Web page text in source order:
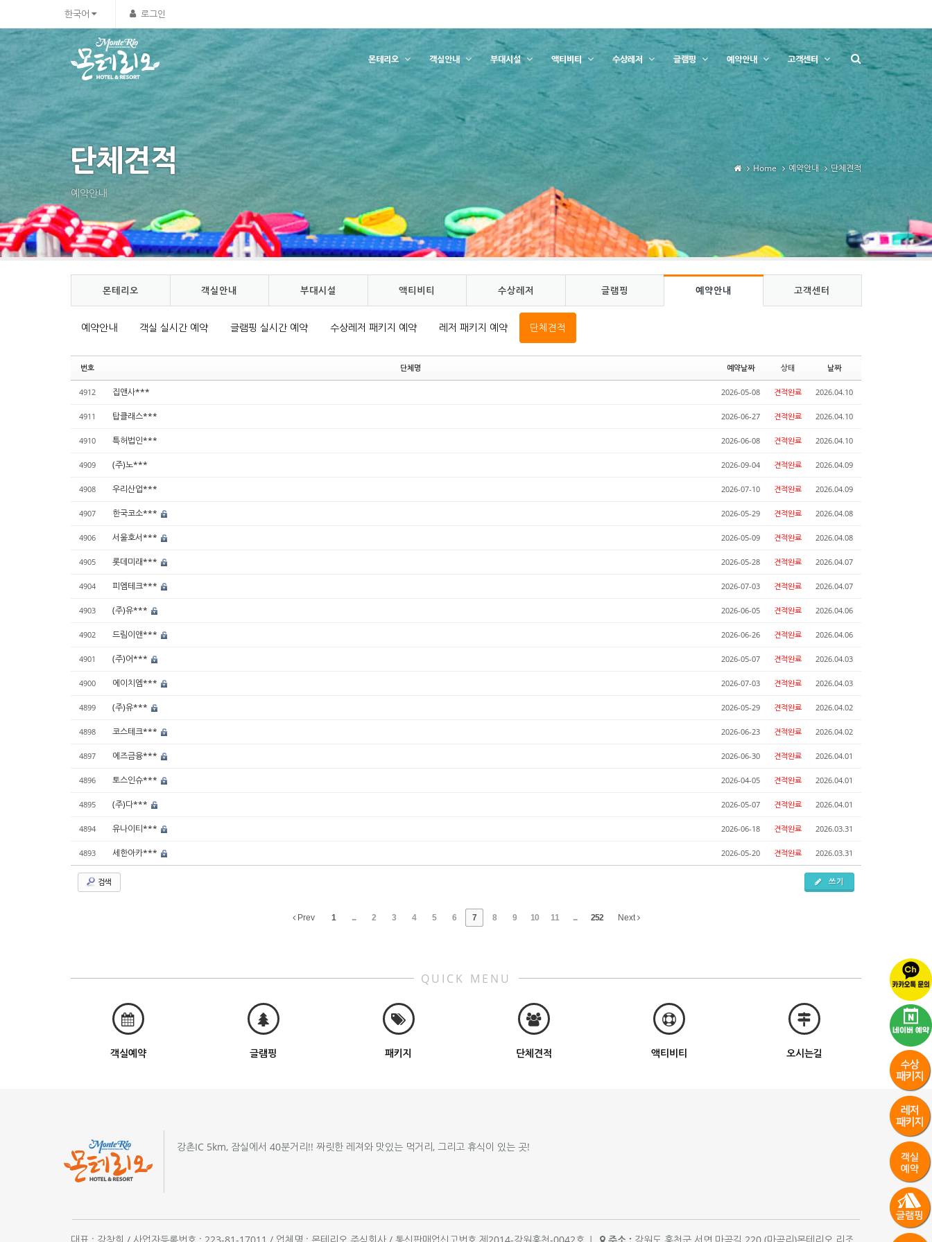
한국어 로그인
몬테리오 객실안내 부대시설 액티비티 수상레저 글램핑 예약안내 고객센터
단체견적
예약안내
Home 예약안내 단체견적
몬테리오 객실안내 부대시설 액티비티 수상레저 글램핑 예약안내 고객센터
예약안내 객실 실시간 예약 글램핑 실시간 예약 수상레저 패키지 예약 레저 패키지 예약 단체견적
번호 단체명 예약날짜 상태 날짜
4912 집앤사*** 2026-05-08 견적완료 2026.04.10
4911 탑클래스*** 2026-06-27 견적완료 2026.04.10
4910 특허법인*** 2026-06-08 견적완료 2026.04.10
4909 (주)노*** 2026-09-04 견적완료 2026.04.09
4908 우리산업*** 2026-07-10 견적완료 2026.04.09
4907 한국코소*** 2026-05-29 견적완료 2026.04.08
4906 서울호서*** 2026-05-09 견적완료 2026.04.08
4905 롯데미래*** 2026-05-28 견적완료 2026.04.07
4904 피엠테크*** 2026-07-03 견적완료 2026.04.07
4903 (주)유*** 2026-06-05 견적완료 2026.04.06
4902 드림이앤*** 2026-06-26 견적완료 2026.04.06
4901 (주)어*** 2026-05-07 견적완료 2026.04.03
4900 에이치엠*** 2026-07-03 견적완료 2026.04.03
4899 (주)유*** 2026-05-29 견적완료 2026.04.02
4898 코스테크*** 2026-06-23 견적완료 2026.04.02
4897 에즈금융*** 2026-06-30 견적완료 2026.04.01
4896 토스인슈*** 2026-04-05 견적완료 2026.04.01
4895 (주)다*** 2026-05-07 견적완료 2026.04.01
4894 유나이티*** 2026-06-18 견적완료 2026.03.31
4893 세한아카*** 2026-05-20 견적완료 2026.03.31
검색 쓰기
Prev 1 ... 2 3 4 5 6 7 8 9 10 11 ... 252 Next
QUICK MENU
객실예약 글램핑 패키지 단체견적 액티비티 오시는길
강촌IC 5km, 잠실에서 40분거리!! 짜릿한 레져와 맛있는 먹거리, 그리고 휴식이 있는 곳!
Sketchbook5, 스케치북5